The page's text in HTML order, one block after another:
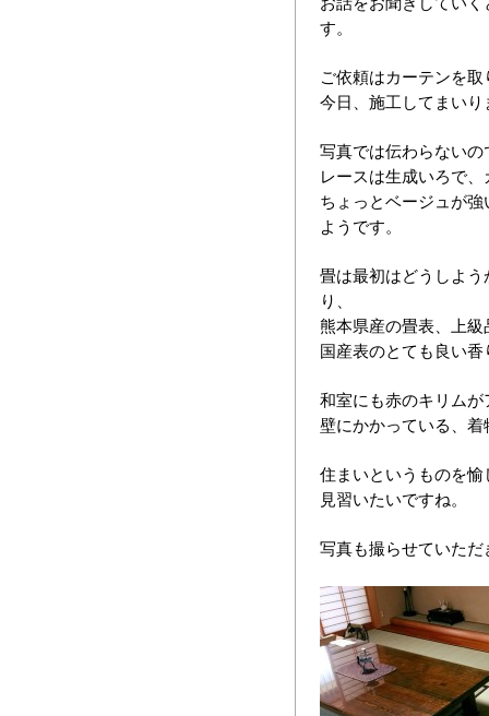
す。
ご依頼はカーテンを
今日、施工してまいり
写真では伝わらないの
レースは生成いろで
ちょっとベージュが
ようです。
畳は最初はどうしよ
り、
熊本県産の畳表、上
国産表のとても良い
和室にも赤のキリム
壁にかかっている、
住まいというものを
見習いたいですね。
写真も撮らせていた